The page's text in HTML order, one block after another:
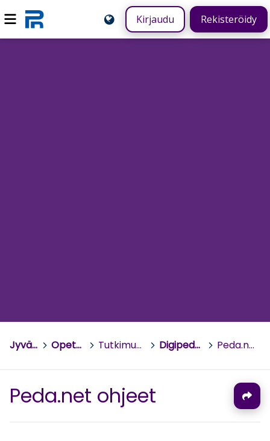
Kirjaudu Rekisteröidy
Jyväskylän yliopisto > Opettajankoulutuslaitos > Tutkimus- ja kehittämishankkeita > Digipedataidot nollasta sataan! > Peda.net ohjeet
Peda.net ohjeet